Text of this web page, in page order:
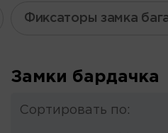
Фиксаторы замка
Замки бардачка
Сортировать по: